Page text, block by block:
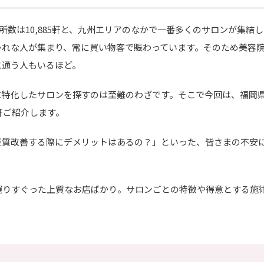
数は10,885軒と、九州エリアのなかで一番多くのサロンが集結し
な人が集まり、常に買い物客で賑わっています。そのため美容
う人もいるほど。
化したサロンを探すのは至難のわざです。そこで今回は、福岡
紹介します。
改善する際にデメリットはあるの？」といった、皆さまの不安
すぐった上質なお店ばかり。サロンごとの特徴や得意とする施